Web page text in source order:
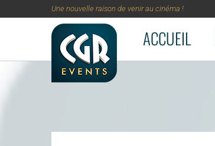
Aller au contenu principal
Une nouvelle raison de venir au cinéma !
ACCUEIL